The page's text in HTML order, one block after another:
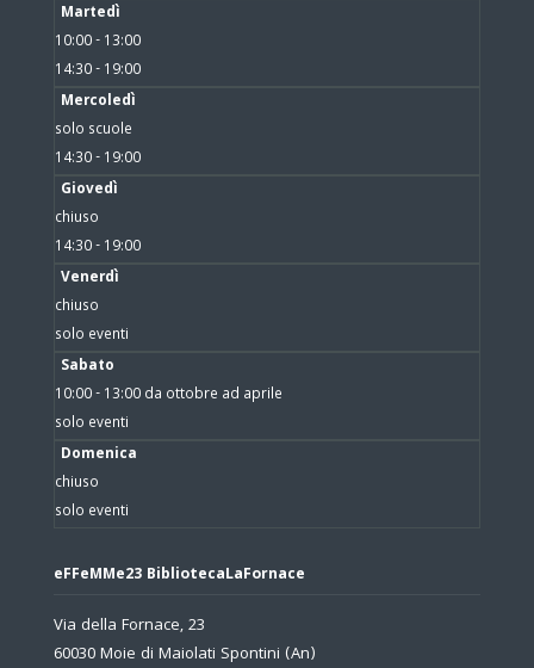
Martedì
10:00 - 13:00
14:30 - 19:00
Mercoledì
solo scuole
14:30 - 19:00
Giovedì
chiuso
14:30 - 19:00
Venerdì
chiuso
solo eventi
Sabato
10:00 - 13:00 da ottobre ad aprile
solo eventi
Domenica
chiuso
solo eventi
eFFeMMe23 BibliotecaLaFornace
Via della Fornace, 23
60030 Moie di Maiolati Spontini (An)